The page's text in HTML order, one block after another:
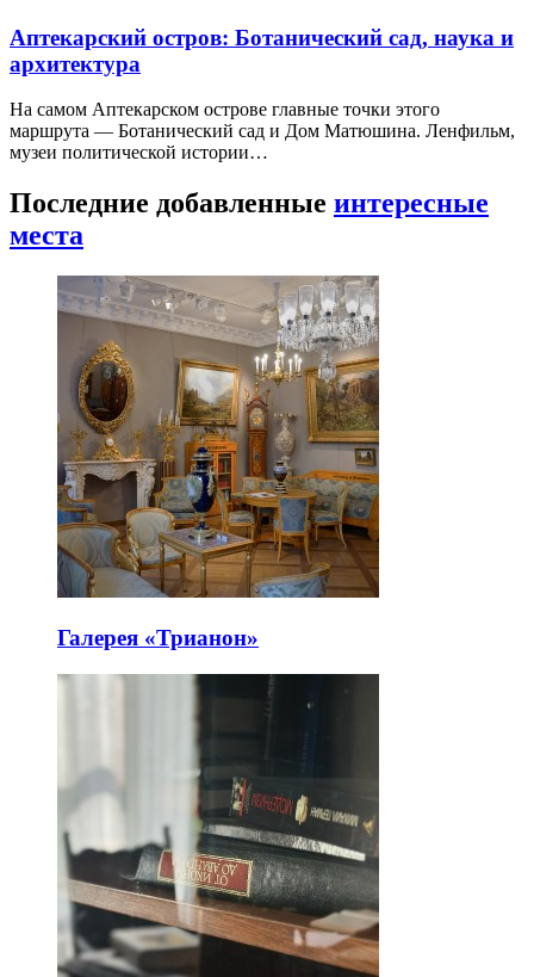
Аптекарский остров: Ботанический сад, наука и
архитектура
На самом Аптекарском острове главные точки этого
маршрута — Ботанический сад и Дом Матюшина. Ленфильм,
музеи политической истории…
Последние добавленные интересные
места
Галерея «Трианон»